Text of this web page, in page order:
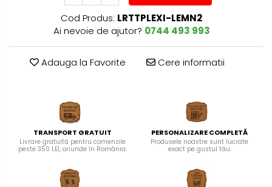
Cod Produs: LRTTPLEXI-LEMN2
Ai nevoie de ajutor? 0744 493 993
Adauga la Favorite Cere informatii
TRANSPORT GRATUIT
Livrare gratuită pentru comenzile
peste 350 LEI, oriunde în România.
PERSONALIZARE COMPLETĂ
Produsele noastre sunt lucrate
exact pe gustul tău.